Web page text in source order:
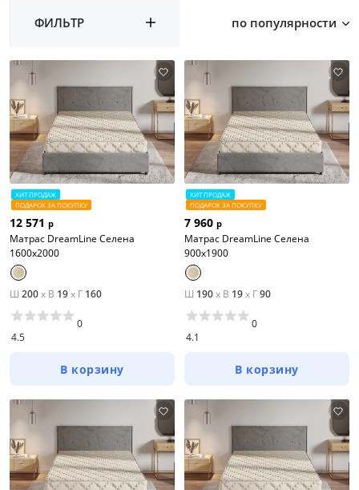
ФИЛЬТР по популярности
ХИТ ПРОДАЖ
ПОДАРОК ЗА ПОКУПКУ
12 571 р
Матрас DreamLine Селена
1600x2000
Ш 200x В 19x Г 160
4.5
0
В корзину
ХИТ ПРОДАЖ
ПОДАРОК ЗА ПОКУПКУ
7 960 р
Матрас DreamLine Селена
900x1900
Ш 190x В 19x Г90
4.1
0
В корзину